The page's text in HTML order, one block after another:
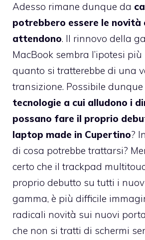
Adesso rimane dunque da
potrebbero essere le novità
attendono. Il rinnovo della
MacBook sembra l’ipotesi
quanto si tratterebbe di una
transizione. Possibile dunque
tecnologie a cui alludono i
possano fare il proprio
laptop made in Cupertino?
di cosa potrebbe trattarsi?
certo che il trackpad
proprio debutto su tutti i
gamma, è più difficile
radicali novità sui nuovi
che non si tratti di schermi